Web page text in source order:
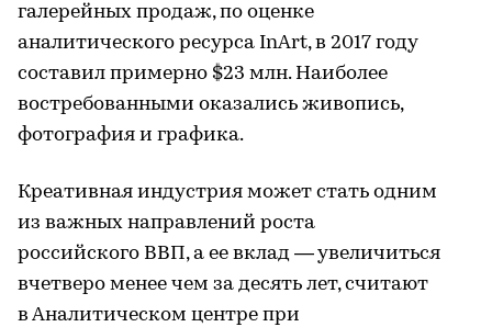
галерейных продаж, по оценке
аналитического ресурса InArt, в 2017 году
составил примерно $23 млн. Наиболее
востребованными оказались живопись,
фотография и графика.
Креативная индустрия может стать одним
из важных направлений роста
российского ВВП, а ее вклад — увеличиться
вчетверо менее чем за десять лет, считают
в Аналитическом центре при